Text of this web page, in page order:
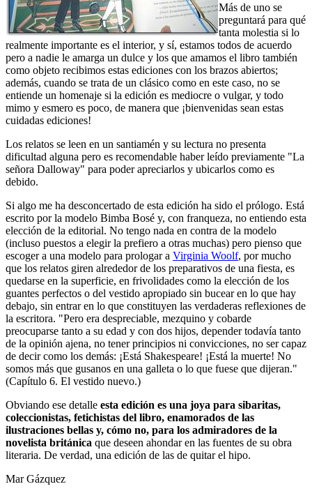
Más de uno se
preguntará para qué
tanta molestia si lo
realmente importante es el interior, y sí, estamos todos de acuerdo
pero a nadie le amarga un dulce y los que amamos el libro también
como objeto recibimos estas ediciones con los brazos abiertos;
además, cuando se trata de un clásico como en este caso, no se
entiende un homenaje si la edición es mediocre o vulgar, y todo
mimo y esmero es poco, de manera que ¡bienvenidas sean estas
cuidadas ediciones!
Los relatos se leen en un santiamén y su lectura no presenta
dificultad alguna pero es recomendable haber leído previamente "La
señora Dalloway" para poder apreciarlos y ubicarlos como es
debido.
Si algo me ha desconcertado de esta edición ha sido el prólogo. Está
escrito por la modelo Bimba Bosé y, con franqueza, no entiendo esta
elección de la editorial. No tengo nada en contra de la modelo
(incluso puestos a elegir la prefiero a otras muchas) pero pienso que
escoger a una modelo para prologar a Virginia Woolf, por mucho
que los relatos giren alrededor de los preparativos de una fiesta, es
quedarse en la superficie, en frivolidades como la elección de los
guantes perfectos o del vestido apropiado sin bucear en lo que hay
debajo, sin entrar en lo que constituyen las verdaderas reflexiones de
la escritora. "Pero era despreciable, mezquino y cobarde
preocuparse tanto a su edad y con dos hijos, depender todavía tanto
de la opinión ajena, no tener principios ni convicciones, no ser capaz
de decir como los demás: ¡Está Shakespeare! ¡Está la muerte! No
somos más que gusanos en una galleta o lo que fuese que dijeran."
(Capítulo 6. El vestido nuevo.)
Obviando ese detalle esta edición es una joya para sibaritas,
coleccionistas, fetichistas del libro, enamorados de las
ilustraciones bellas y, cómo no, para los admiradores de la
novelista británica que deseen ahondar en las fuentes de su obra
literaria. De verdad, una edición de las de quitar el hipo.
Mar Gázquez